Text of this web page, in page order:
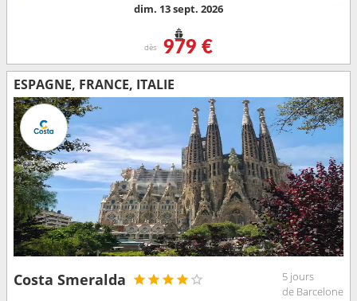
dim. 13 sept. 2026
dès 979 €
ESPAGNE, FRANCE, ITALIE
Costa Smeralda
5 jours
de Barcelone